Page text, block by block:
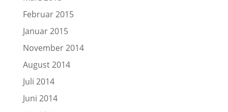
Februar 2015
Januar 2015
November 2014
August 2014
Juli 2014
Juni 2014